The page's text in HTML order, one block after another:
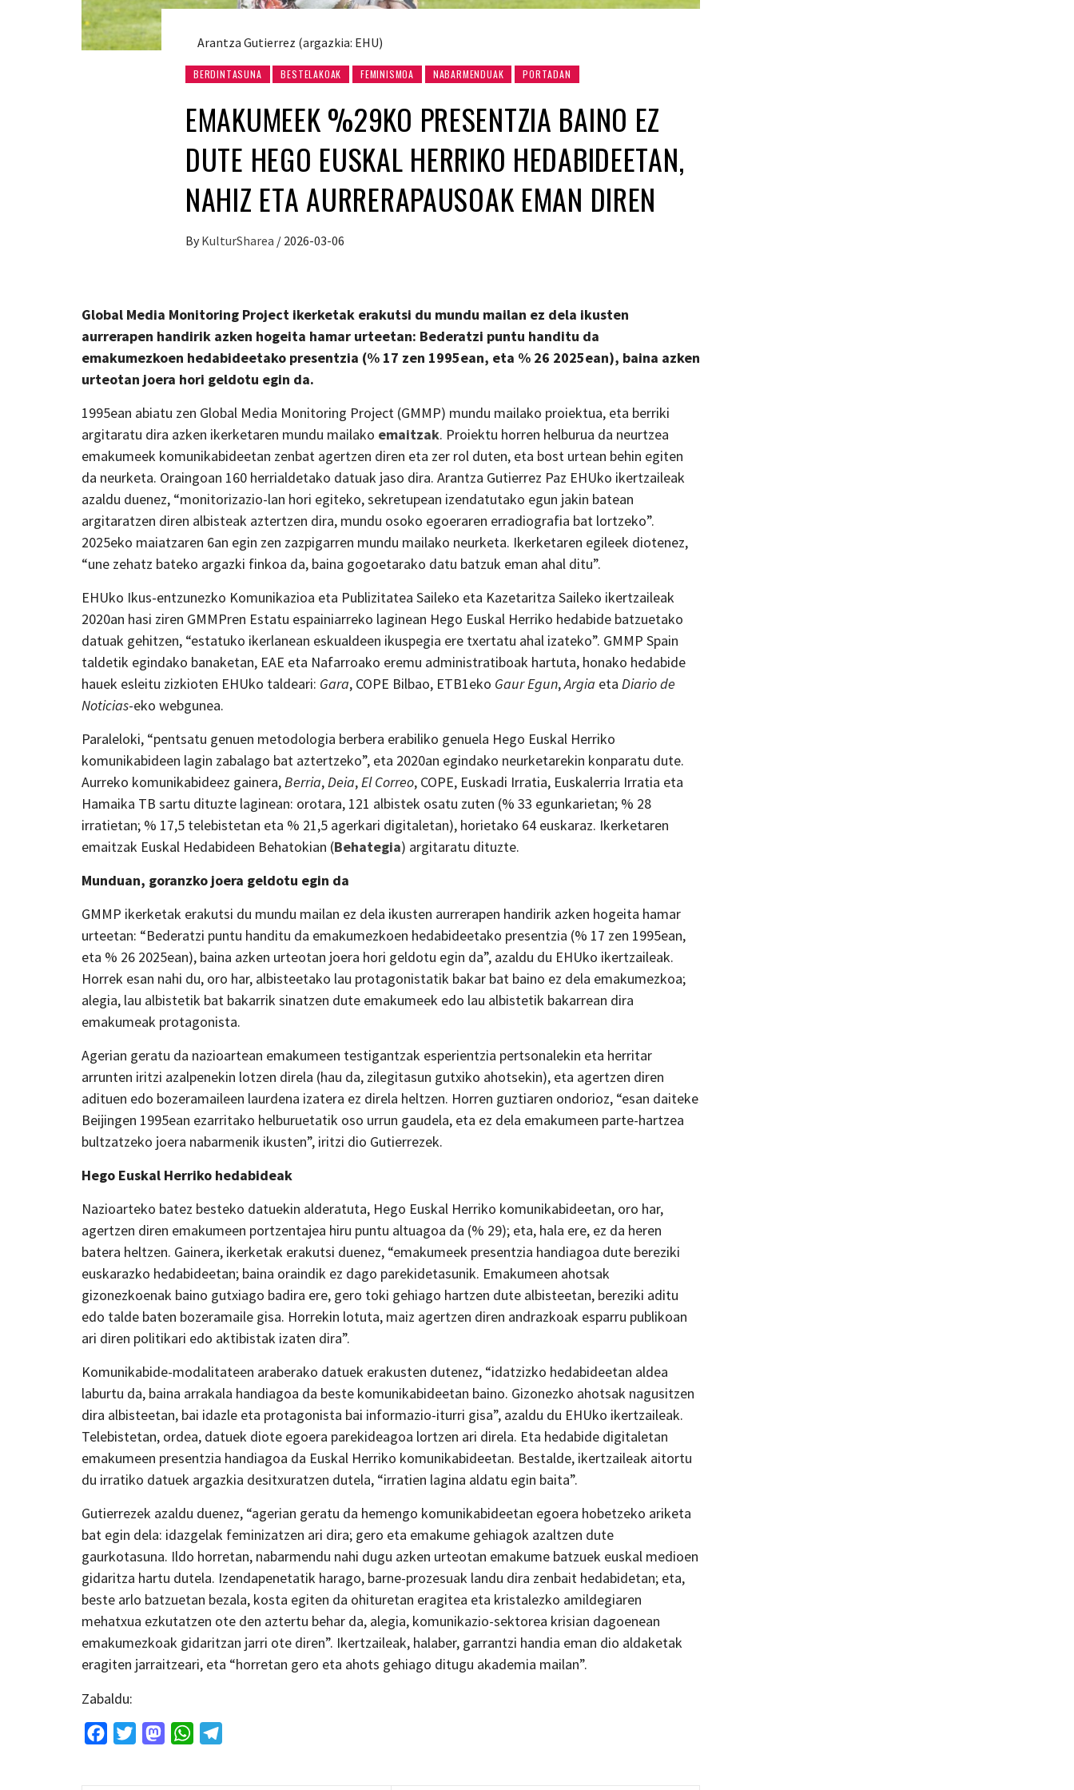
Arantza Gutierrez (argazkia: EHU)
BERDINTASUNA BESTELAKOAK FEMINISMOA NABARMENDUAK PORTADAN
EMAKUMEEK %29KO PRESENTZIA BAINO EZ
DUTE HEGO EUSKAL HERRIKO HEDABIDEETAN,
NAHIZ ETA AURRERAPAUSOAK EMAN DIREN
By KulturSharea / 2026-03-06
Global Media Monitoring Project ikerketak erakutsi du mundu mailan ez dela ikusten
aurrerapen handirik azken hogeita hamar urteetan: Bederatzi puntu handitu da
emakumezkoen hedabideetako presentzia (% 17 zen 1995ean, eta % 26 2025ean), baina azken
urteotan joera hori geldotu egin da.
1995ean abiatu zen Global Media Monitoring Project (GMMP) mundu mailako proiektua, eta berriki
argitaratu dira azken ikerketaren mundu mailako emaitzak. Proiektu horren helburua da neurtzea
emakumeek komunikabideetan zenbat agertzen diren eta zer rol duten, eta bost urtean behin egiten
da neurketa. Oraingoan 160 herrialdetako datuak jaso dira. Arantza Gutierrez Paz EHUko ikertzaileak
azaldu duenez, “monitorizazio-lan hori egiteko, sekretupean izendatutako egun jakin batean
argitaratzen diren albisteak aztertzen dira, mundu osoko egoeraren erradiografia bat lortzeko”.
2025eko maiatzaren 6an egin zen zazpigarren mundu mailako neurketa. Ikerketaren egileek diotenez,
“une zehatz bateko argazki finkoa da, baina gogoetarako datu batzuk eman ahal ditu”.
EHUko Ikus-entzunezko Komunikazioa eta Publizitatea Saileko eta Kazetaritza Saileko ikertzaileak
2020an hasi ziren GMMPren Estatu espainiarreko laginean Hego Euskal Herriko hedabide batzuetako
datuak gehitzen, “estatuko ikerlanean eskualdeen ikuspegia ere txertatu ahal izateko”. GMMP Spain
taldetik egindako banaketan, EAE eta Nafarroako eremu administratiboak hartuta, honako hedabide
hauek esleitu zizkioten EHUko taldeari: Gara, COPE Bilbao, ETB1eko Gaur Egun,Argia eta Diario de
Noticias-eko webgunea.
Paraleloki, “pentsatu genuen metodologia berbera erabiliko genuela Hego Euskal Herriko
komunikabideen lagin zabalago bat aztertzeko”, eta 2020an egindako neurketarekin konparatu dute.
Aurreko komunikabideez gainera,Berria,Deia,El Correo, COPE, Euskadi Irratia, Euskalerria Irratia eta
Hamaika TB sartu dituzte laginean: orotara, 121 albistek osatu zuten (% 33 egunkarietan; % 28
irratietan; % 17,5 telebistetan eta % 21,5 agerkari digitaletan), horietako 64 euskaraz. Ikerketaren
emaitzak Euskal Hedabideen Behatokian (Behategia) argitaratu dituzte.
Munduan, goranzko joera geldotu egin da
GMMP ikerketak erakutsi du mundu mailan ez dela ikusten aurrerapen handirik azken hogeita hamar
urteetan: “Bederatzi puntu handitu da emakumezkoen hedabideetako presentzia (% 17 zen 1995ean,
eta % 26 2025ean), baina azken urteotan joera hori geldotu egin da”, azaldu du EHUko ikertzaileak.
Horrek esan nahi du, oro har, albisteetako lau protagonistatik bakar bat baino ez dela emakumezkoa;
alegia, lau albistetik bat bakarrik sinatzen dute emakumeek edo lau albistetik bakarrean dira
emakumeak protagonista.
Agerian geratu da nazioartean emakumeen testigantzak esperientzia pertsonalekin eta herritar
arrunten iritzi azalpenekin lotzen direla (hau da, zilegitasun gutxiko ahotsekin), eta agertzen diren
adituen edo bozeramaileen laurdena izatera ez direla heltzen. Horren guztiaren ondorioz, “esan daiteke
Beijingen 1995ean ezarritako helburuetatik oso urrun gaudela, eta ez dela emakumeen parte-hartzea
bultzatzeko joera nabarmenik ikusten”, iritzi dio Gutierrezek.
Hego Euskal Herriko hedabideak
Nazioarteko batez besteko datuekin alderatuta, Hego Euskal Herriko komunikabideetan, oro har,
agertzen diren emakumeen portzentajea hiru puntu altuagoa da (% 29); eta, hala ere, ez da heren
batera heltzen. Gainera, ikerketak erakutsi duenez, “emakumeek presentzia handiagoa dute bereziki
euskarazko hedabideetan; baina oraindik ez dago parekidetasunik. Emakumeen ahotsak
gizonezkoenak baino gutxiago badira ere, gero toki gehiago hartzen dute albisteetan, bereziki aditu
edo talde baten bozeramaile gisa. Horrekin lotuta, maiz agertzen diren andrazkoak esparru publikoan
ari diren politikari edo aktibistak izaten dira”.
Komunikabide-modalitateen araberako datuek erakusten dutenez, “idatzizko hedabideetan aldea
laburtu da, baina arrakala handiagoa da beste komunikabideetan baino. Gizonezko ahotsak nagusitzen
dira albisteetan, bai idazle eta protagonista bai informazio-iturri gisa”, azaldu du EHUko ikertzaileak.
Telebistetan, ordea, datuek diote egoera parekideagoa lortzen ari direla. Eta hedabide digitaletan
emakumeen presentzia handiagoa da Euskal Herriko komunikabideetan. Bestalde, ikertzaileak aitortu
du irratiko datuek argazkia desitxuratzen dutela, “irratien lagina aldatu egin baita”.
Gutierrezek azaldu duenez, “agerian geratu da hemengo komunikabideetan egoera hobetzeko ariketa
bat egin dela: idazgelak feminizatzen ari dira; gero eta emakume gehiagok azaltzen dute
gaurkotasuna. Ildo horretan, nabarmendu nahi dugu azken urteotan emakume batzuek euskal medioen
gidaritza hartu dutela. Izendapenetatik harago, barne-prozesuak landu dira zenbait hedabidetan; eta,
beste arlo batzuetan bezala, kosta egiten da ohituretan eragitea eta kristalezko amildegiaren
mehatxua ezkutatzen ote den aztertu behar da, alegia, komunikazio-sektorea krisian dagoenean
emakumezkoak gidaritzan jarri ote diren”. Ikertzaileak, halaber, garrantzi handia eman dio aldaketak
eragiten jarraitzeari, eta “horretan gero eta ahots gehiago ditugu akademia mailan”.
Zabaldu:
FacebookTwitterMastodonWhatsApp